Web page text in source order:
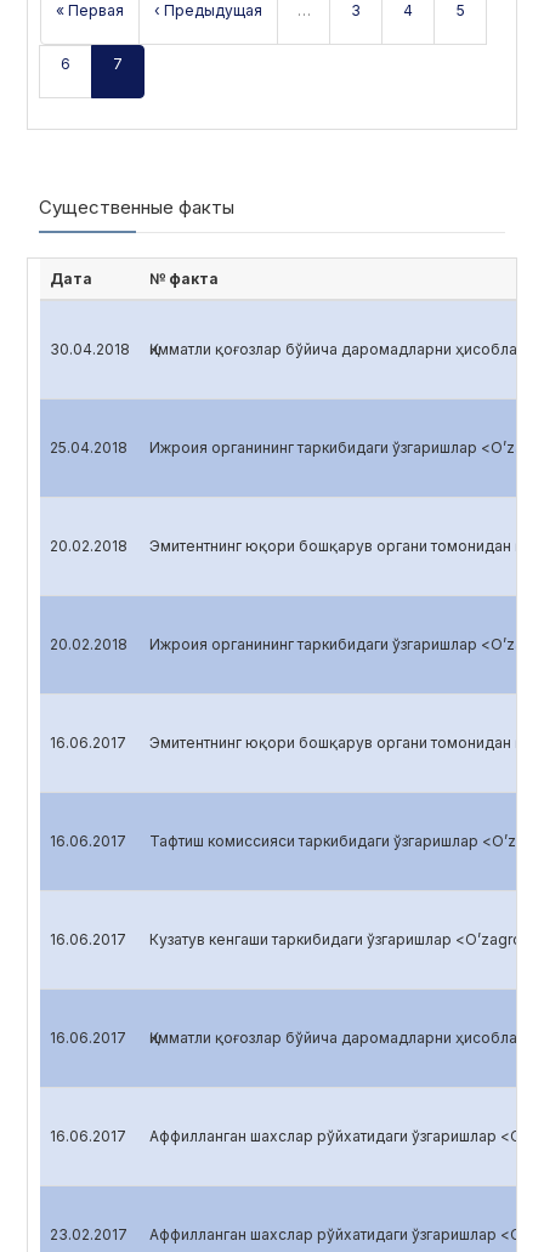
« Первая ‹ Предыдущая … 3 4 5
6 7
Существенные факты
Дата № факта
30.04.2018 Қимматли қоғозлар бўйича даромадларни ҳисоблаш
25.04.2018 Ижроия органининг таркибидаги ўзгаришлар
20.02.2018 Эмитентнинг юқори бошқарув органи томонидан
20.02.2018 Ижроия органининг таркибидаги ўзгаришлар
16.06.2017 Эмитентнинг юқори бошқарув органи томонидан
16.06.2017 Тафтиш комиссияси таркибидаги ўзгаришлар
16.06.2017 Кузатув кенгаши таркибидаги ўзгаришлар
16.06.2017 Қимматли қоғозлар бўйича даромадларни ҳисоблаш
16.06.2017 Аффилланган шахслар рўйхатидаги ўзгаришлар
23.02.2017 Аффилланган шахслар рўйхатидаги ўзгаришлар